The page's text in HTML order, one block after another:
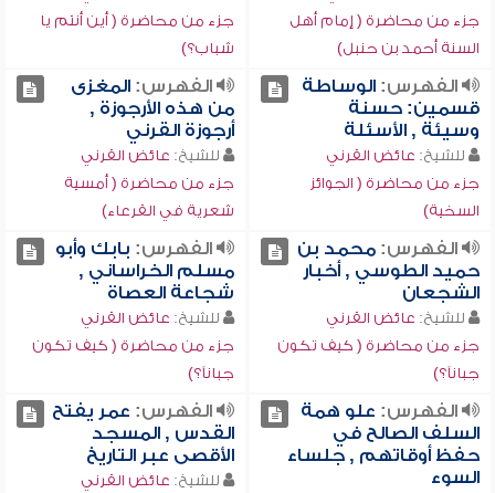
جزء من محاضرة ( إمام أهل
السنة أحمد بن حنبل)
جزء من محاضرة ( أين أنتم يا
شباب؟)
الفهرس:الوساطة
قسمين: حسنة
وسيئة , الأسئلة
للشيخ: عائض القرني
جزء من محاضرة ( الجوائز
السخية)
الفهرس:المغزى
من هذه الأرجوزة ,
أرجوزة القرني
للشيخ: عائض القرني
جزء من محاضرة ( أمسية
شعرية في القرعاء)
الفهرس:محمد بن
حميد الطوسي , أخبار
الشجعان
للشيخ: عائض القرني
جزء من محاضرة ( كيف تكون
جباناً؟)
الفهرس: بابك وأبو
مسلم الخراساني ,
شجاعة العصاة
للشيخ: عائض القرني
جزء من محاضرة ( كيف تكون
جباناً؟)
الفهرس: علو همة
السلف الصالح في
حفظ أوقاتهم , جلساء
السوء
الفهرس: عمر يفتح
القدس , المسجد
الأقصى عبر التاريخ
للشيخ: عائض القرني